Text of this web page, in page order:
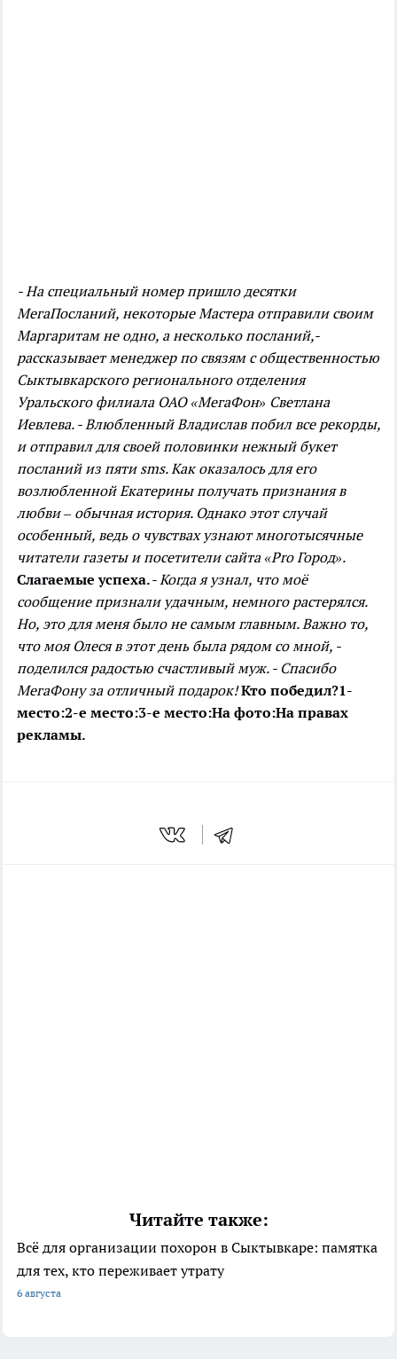
- На специальный номер пришло десятки
МегаПосланий, некоторые Мастера отправили своим
Маргаритам не одно, а несколько посланий,-
рассказывает менеджер по связям с общественностью
Сыктывкарского регионального отделения
Уральского филиала ОАО «МегаФон» Светлана
Иевлева. - Влюбленный Владислав побил все рекорды,
и отправил для своей половинки нежный букет
посланий из пяти sms. Как оказалось для его
возлюбленной Екатерины получать признания в
любви – обычная история. Однако этот случай
особенный, ведь о чувствах узнают многотысячные
читатели газеты и посетители сайта «Prо Город».
Слагаемые успеха.- Когда я узнал, что моё
сообщение признали удачным, немного растерялся.
Но, это для меня было не самым главным. Важно то,
что моя Олеся в этот день была рядом со мной, -
поделился радостью счастливый муж. - Спасибо
МегаФону за отличный подарок!Кто победил?1-
место:2-е место:3-е место:На фото:На правах
рекламы.
Читайте также:
Всё для организации похорон в Сыктывкаре: памятка
для тех, кто переживает утрату
6 августа